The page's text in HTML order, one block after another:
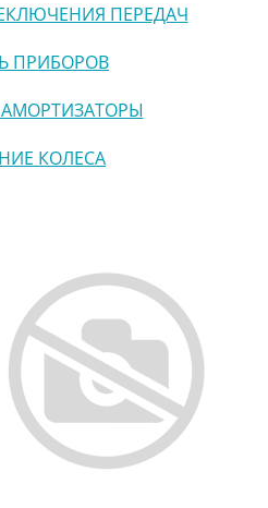
ПЕРЕДАЧ
ПРИБОРОВ
КОЛЕСА